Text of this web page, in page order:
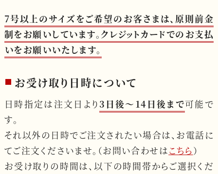
7号以上のサイズをご希望のお客さまは、原則前金
制をお願いしています。クレジットカードでのお支払
いをお願いいたします。
お受け取り日時について
日時指定は注文日より3日後〜14日後まで可能で
す。
それ以外の日時でご注文されたい場合は、お電話に
てご注文くださいませ。（お問い合わせはこちら）
お受け取りの時間は、以下の時間帯からご選択くだ